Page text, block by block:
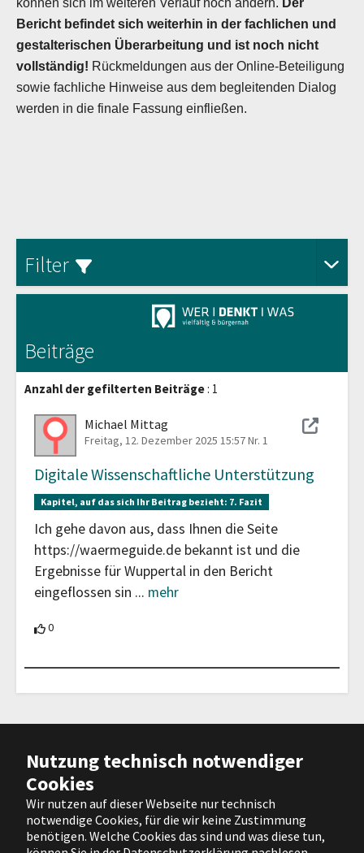
Nutzung technisch notwendiger
Cookies
Wir nutzen auf dieser Webseite nur technisch
notwendige Cookies, für die wir keine Zustimmung
benötigen. Welche Cookies das sind und was diese tun,
können sich im weiteren Verlauf noch ändern. Der
Bericht befindet sich weiterhin in der fachlichen und
gestalterischen Überarbeitung und ist noch nicht
vollständig! Rückmeldungen aus der Online-Beteiligung
sowie fachliche Hinweise aus dem begleitenden Dialog
werden in die finale Fassung einfließen.
Filter
Beiträge
Anzahl der gefilterten Beiträge: 1
Michael Mittag
Freitag, 12. Dezember 2025 15:57Nr. 1
Digitale Wissenschaftliche Unterstützung
Kapitel, auf das sich Ihr Beitrag bezieht: 7. Fazit
Ich gehe davon aus, dass Ihnen die Seite
https://waermeguide.de bekannt ist und die
Ergebnisse für Wuppertal in den Bericht
eingeflossen sin ... mehr
00 Teilnehmende unterstützen diesen Beitrag
Datenschutz
|
Nutzungsbedingungen
Facebook
X Instagram
YouTube